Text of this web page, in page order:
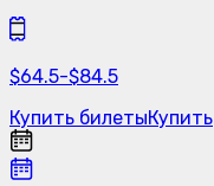
$64.5-$84.5
Купить билетыКупить